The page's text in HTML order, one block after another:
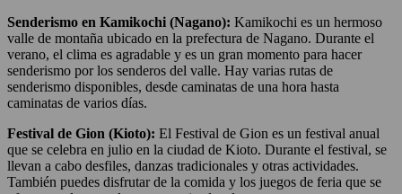
Senderismo en Kamikochi (Nagano): Kamikochi es un hermoso
valle de montaña ubicado en la prefectura de Nagano. Durante el
verano, el clima es agradable y es un gran momento para hacer
senderismo por los senderos del valle. Hay varias rutas de
senderismo disponibles, desde caminatas de una hora hasta
caminatas de varios días.
Festival de Gion (Kioto): El Festival de Gion es un festival anual
que se celebra en julio en la ciudad de Kioto. Durante el festival, se
llevan a cabo desfiles, danzas tradicionales y otras actividades.
También puedes disfrutar de la comida y los juegos de feria que se